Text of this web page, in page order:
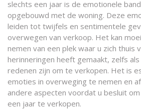
slechts een jaar is de emotionele
opgebouwd met de woning. Deze
leiden tot twijfels en sentimentele
overwegen van verkoop. Het kan
nemen van een plek waar u zich thuis
herinneringen heeft gemaakt, zelfs
redenen zijn om te verkopen. Het is
emoties in overweging te nemen en
andere aspecten voordat u besluit
een jaar te verkopen.